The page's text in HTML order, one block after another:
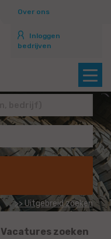
Over ons
Inloggen
bedrijven
>> Uitgebreid zoeken
Vacatures zoeken